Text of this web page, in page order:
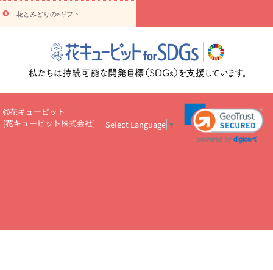
円～
お供え・お悔やみ・
読み物
いのマナー
定年退職祝いのマナー
お祝いを贈るときのマナー・
花キューピットのお祝いコラム一覧
誕生日のお花を「色
彩心理学」で選ぶ方法
結婚祝いの予算相場
出産祝いお役立ち情
ール
新築引っ越し祝いコラム お祝い花のマナー総まとめ
職
場上司や先輩へ贈るお祝い花の正解は？
開店祝いの花 選び方ガイ
あり)
花キューピット×専門家
CO2排出量削減 / SDGsを考える
花とみどりのeギフト
花キューピット
[花キューピット株式会社] Select Language ▼